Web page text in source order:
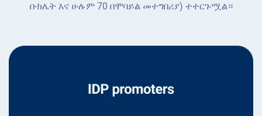
ቡክሌት እና ሁሉም 70 በሞባይል መተግበሪያ) ተተርጉሟል።